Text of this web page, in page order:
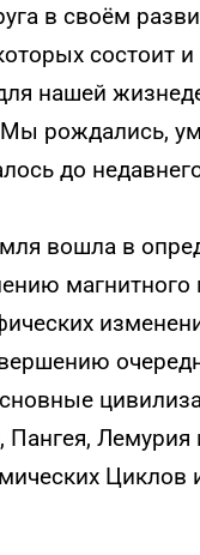
в своём
нашей
рождались,
до
вошла в
Пангея,